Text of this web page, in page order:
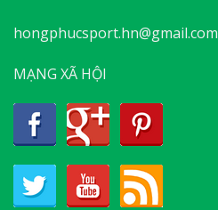
hongphucsport.hn@gmail.com
MẠNG XÃ HỘI